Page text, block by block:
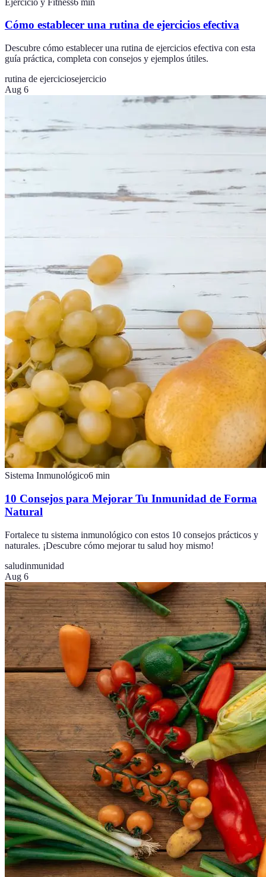
Cómo establecer una rutina de ejercicios efectiva
Descubre cómo establecer una rutina de ejercicios efectiva con esta
guía práctica, completa con consejos y ejemplos útiles.
rutina de ejerciciosejercicio
Aug 6
Sistema Inmunológico6 min
10 Consejos para Mejorar Tu Inmunidad de Forma
Natural
Fortalece tu sistema inmunológico con estos 10 consejos prácticos y
naturales. ¡Descubre cómo mejorar tu salud hoy mismo!
saludinmunidad
Aug 6